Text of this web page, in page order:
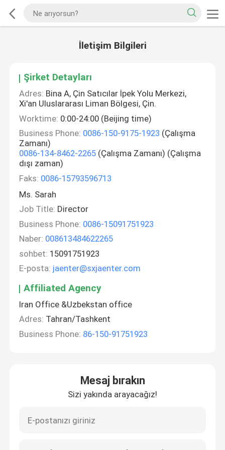
İletişim Bilgileri
Şirket Detayları
Adres: Bina A, Çin Satıcılar İpek Yolu Merkezi,
Xi'an Uluslararası Liman Bölgesi, Çin.
Worktime: 0:00-24:00 (Beijing time)
Business Phone: 0086-150-9175-1923 (Çalışma
Zamanı)
0086-134-8462-2265 (Çalışma Zamanı) (Çalışma
dışı zaman)
Faks: 0086-15793596713
Ms. Sarah
Job Title: Director
Business Phone: 0086-15091751923
Naber: 008613484622265
sohbet: 15091751923
E-posta: jaenter@sxjaenter.com
Affiliated Agency
Iran Office &Uzbekstan office
Adres: Tahran/Tashkent
Business Phone: 86-150-91751923
Mesaj bırakın
Sizi yakında arayacağız!